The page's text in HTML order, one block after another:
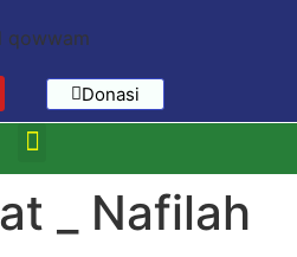
Donasi
_ Nafilah